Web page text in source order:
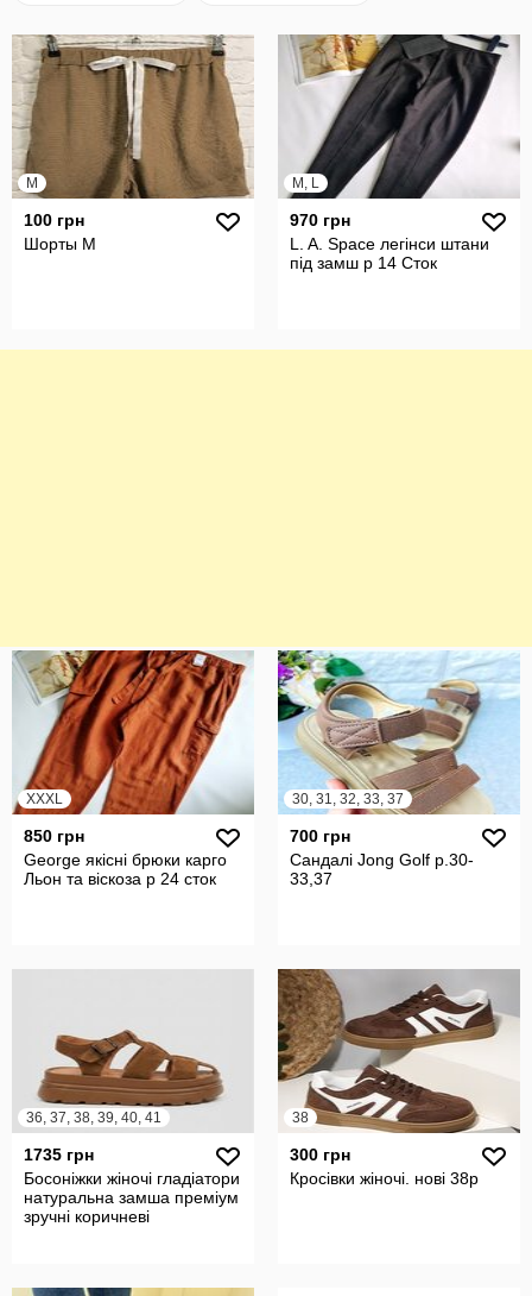
M
100 грн
Шорты M
M, L
970 грн
L. A. Space легінси штани
під замш р 14 Сток
XXXL
850 грн
George якісні брюки карго
Льон та віскоза р 24 сток
30, 31, 32, 33, 37
700 грн
Сандалі Jong Golf р.30-
33,37
36, 37, 38, 39, 40, 41
1735 грн
Босоніжки жіночі гладіатори
натуральна замша преміум
зручні коричневі
38
300 грн
Кросівки жіночі. нові 38р